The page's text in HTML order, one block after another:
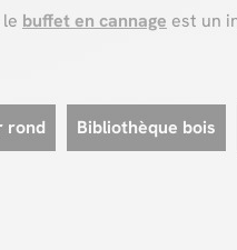
buffet en cannage est un
rond Bibliothèque bois